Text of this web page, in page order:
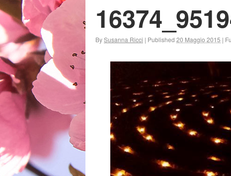
BySusanna Ricci | Published 20 Maggio 2015 |